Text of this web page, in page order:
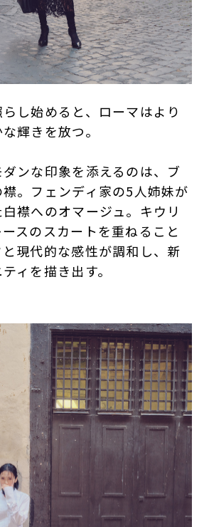
し始めると、ローマはより
輝きを放つ。
ンな印象を添えるのは、ブ
。フェンディ家の5人姉妹が
襟へのオマージュ。キウリ
スのスカートを重ねること
現代的な感性が調和し、新
ィを描き出す。